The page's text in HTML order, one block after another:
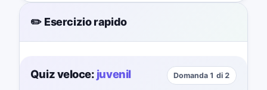
✏️ Esercizio rapido
Quiz veloce: juvenil Domanda 1 di 2